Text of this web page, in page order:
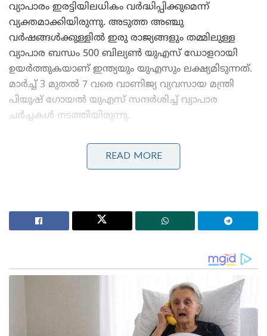
വ്യാപാരം ഇരട്ടിയിലധികം വർദ്ധിപ്പിക്കുമെന്ന്
വ്യക്തമാക്കിയിരുന്നു. അടുത്ത അഞ്ചു
വർഷങ്ങൾക്കുള്ളിൽ ഇരു രാജ്യങ്ങളും തമ്മിലുള്ള
വ്യാപാര ബന്ധം 500 ബില്യൺ യുഎസ് ഡോളറായി
ഉയർത്തുകയാണ് ഇന്ത്യയും യുഎസും ലക്ഷ്യമിടുന്നത്.
മാർച്ച് 3 മുതൽ 7 വരെ വാണിജ്യ വ്യവസായ മന്ത്രി
പിയൂഷ് ഗോയൽ യുഎസ് സന്ദർശിച്ച് വ്യാപാര
ചർച്ചകൾ നടത്തിയിരുന്നു.
Stories you may like
ബംഗ്ലാദേശ് മറ്റൊരു പാകിസ്താനായി മാറുന്നു, ഇന്ത്യ
ജാഗ്രത പാലിക്കണം’; ഷെയ്ഖ് ഹസീനയുടെ മകൻ
താരിഫ്, താരിഫ് ഇതര പ്രശ്നങ്ങൾ പരിഹരിക്കുക,
വിപണി പ്രവേശനം മെച്ചപ്പെടുത്തുക, വിതരണ ശൃംഖല
സംയോജനം വർദ്ധിപ്പിക്കുക എന്നിവയിൽ ശ്രദ്ധ
കേന്ദ്രീകരിച്ചുള്ള ഉഭയകക്ഷി വ്യാപാര കരാർ
സംബന്ധിച്ചാണ് കേന്ദ്ര വ്യവസായ മന്ത്രി പിയൂഷ്
READ MORE